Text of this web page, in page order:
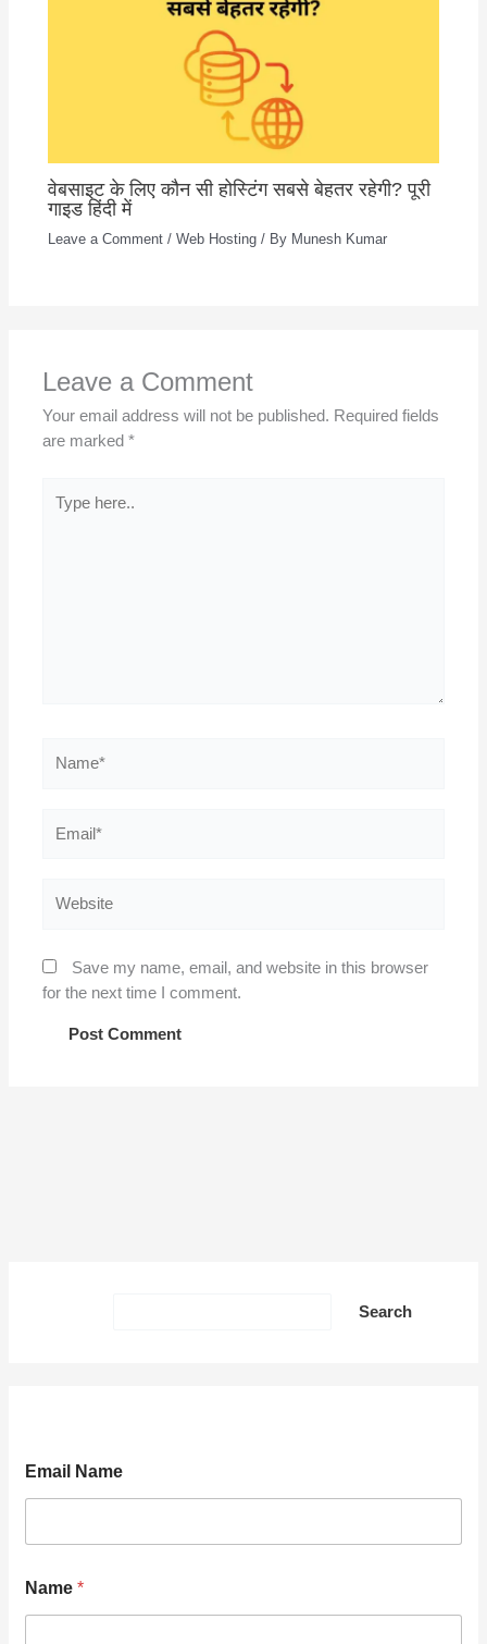
वेबसाइट के लिए कौन सी होस्टिंग सबसे बेहतर रहेगी? पूरी
गाइड हिंदी में
Leave a Comment /Web Hosting / By Munesh Kumar
Leave a Comment
Your email address will not be published. Required fields
are marked*
here..
Save my name, email, and website in this browser
for the next time I comment.
Search
Email Name
Name*